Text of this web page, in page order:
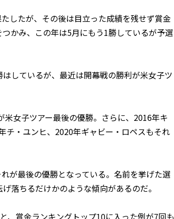
したが、その後は目立った成績を残せず賞金
かみ、この年は5月にもう1勝しているが予選
しているが、最近は開幕戦の勝利が米女子ツ
女子ツアー最後の優勝。さらに、2016年キ
チ・ユンヒ、2020年ギャビー・ロペスもそれ
が最後の優勝となっている。名前を挙げた選
落ちるだけかのような傾向があるのだ。
、賞金ランキングトップ10に入った例が7回も